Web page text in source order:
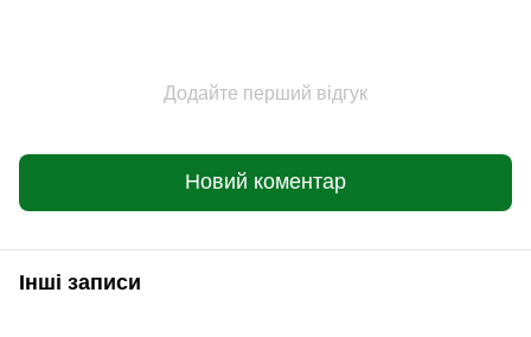
Додайте перший відгук
Новий коментар
Інші записи